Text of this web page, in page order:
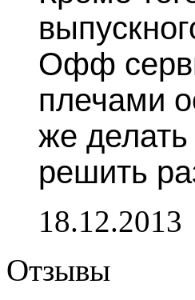
Офф
плечами
же
решить
18.12.2013
Отзывы